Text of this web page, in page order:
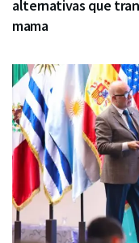
alternativas que
mama